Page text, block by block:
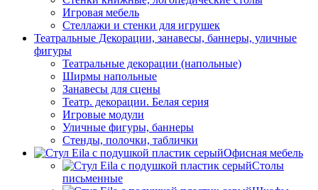
Игровая мебель
Стеллажи и стенки для игрушек
Театральные Декорации, занавесы, баннеры, уличные
фигуры
Театральные декорации (напольные)
Ширмы напольные
Занавесы для сцены
Театр. декорации. Белая серия
Игровые модули
Уличные фигуры, баннеры
Стенды, полочки, таблички
Офисная мебель
Столы
письменные